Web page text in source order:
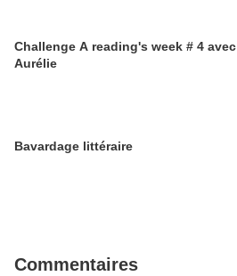
Challenge A reading's week # 4 avec
Aurélie
Bavardage littéraire
Commentaires